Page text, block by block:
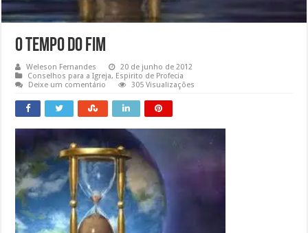
O tempo do fim
Weleson Fernandes
20 de junho de 2012
Conselhos para a Igreja, Espirito de Profecia
Deixe um comentário
305 Visualizações